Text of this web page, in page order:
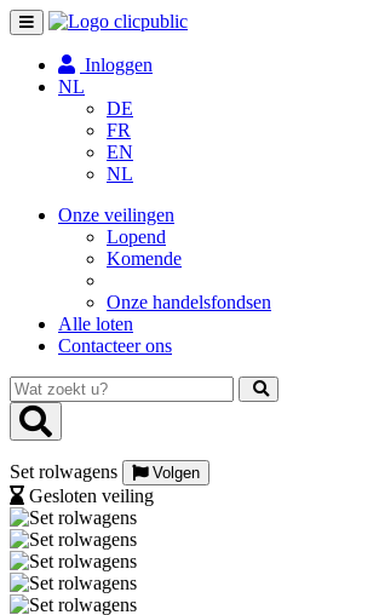
Toggle
navigation
Inloggen
NL
DE
FR
EN
NL
Onze veilingen
Lopend
Komende
Onze handelsfondsen
Alle loten
Contacteer ons
Wat
zoekt
u?
Set rolwagens Volgen
Gesloten veiling